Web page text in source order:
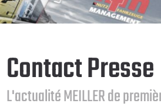
Contact Presse
L'actualité MEILLER de